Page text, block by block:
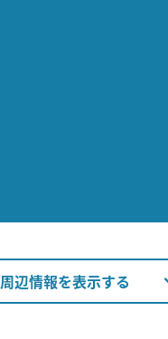
周辺情報を表示する